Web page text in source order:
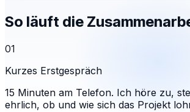
So läuft die
01
Kurzes Erstgespräch
15 Minuten am Telefon. Ich höre zu,
ehrlich, ob und wie sich das Projekt